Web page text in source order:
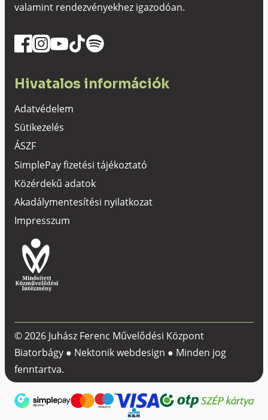
valamint rendezvényekhez igazodóan.
Hivatalos információk
Adatvédelem
Sütikezelés
ÁSZF
SimplePay fizetési tájékoztató
Közérdekű adatok
Akadálymentesítési nyilatkozat
Impresszum
© 2026 Juhász Ferenc Művelődési Központ
Biatorbágy ● Nektonik webdesign ● Minden jog
fenntartva.